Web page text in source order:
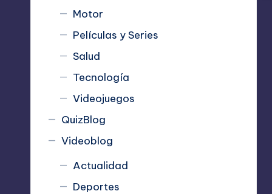
Motor
Películas y Series
Salud
Tecnología
Videojuegos
QuizBlog
Videoblog
Actualidad
Deportes